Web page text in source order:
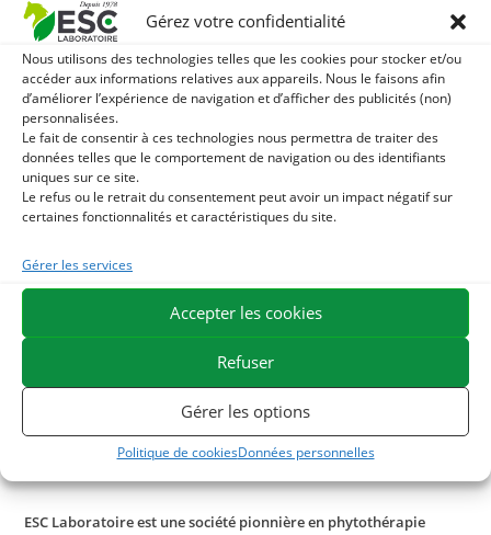
Gérez votre confidentialité
Nous utilisons des technologies telles que les cookies pour stocker et/ou
accéder aux informations relatives aux appareils. Nous le faisons afin
d’améliorer l’expérience de navigation et d’afficher des publicités (non)
personnalisées.
Le fait de consentir à ces technologies nous permettra de traiter des
données telles que le comportement de navigation ou des identifiants
uniques sur ce site.
Le refus ou le retrait du consentement peut avoir un impact négatif sur
certaines fonctionnalités et caractéristiques du site.
Gérer les services
Accepter les cookies
Refuser
Gérer les options
Politique de cookiesDonnées personnelles
En effet, certains flavonoïdes contenus dans la plante ont
plusieurs effets favorables tels que le soutien de la
contraction cardiaque et de la circulation sanguine. Il s’agit
d’un complément 100% naturel intéressant afin d’aider le
cheval qui se fatigue vite à résister à l’effort.
Avec quoi associer l’Aubépine ?
l’aubépinepeut être associée au
chrysantellum.
Pour une action renforcé sur le stress, associer avec la
, également bénéfique en cas de
spasmes digestifs.
En cas de besoins importants chez le cheval stressé,
ESC Laboratoire est une société pionnière en phytothérapie